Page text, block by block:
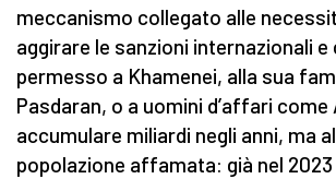
meccanismo collegato alle
aggirare le sanzioni internazionali e
permesso a Khamenei, alla sua
Pasdaran, o a uomini d’affari come
accumulare miliardi negli anni, ma
popolazione affamata: già nel